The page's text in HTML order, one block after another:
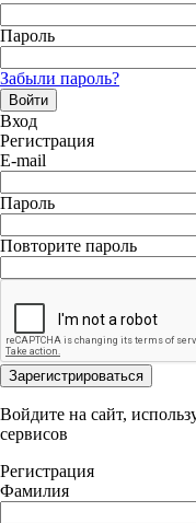
Пароль
Забыли пароль?
Войти
Вход
Регистрация
E-mail
Пароль
Повторите пароль
Зарегистрироваться
Войдите на сайт,
сервисов
Регистрация
Фамилия